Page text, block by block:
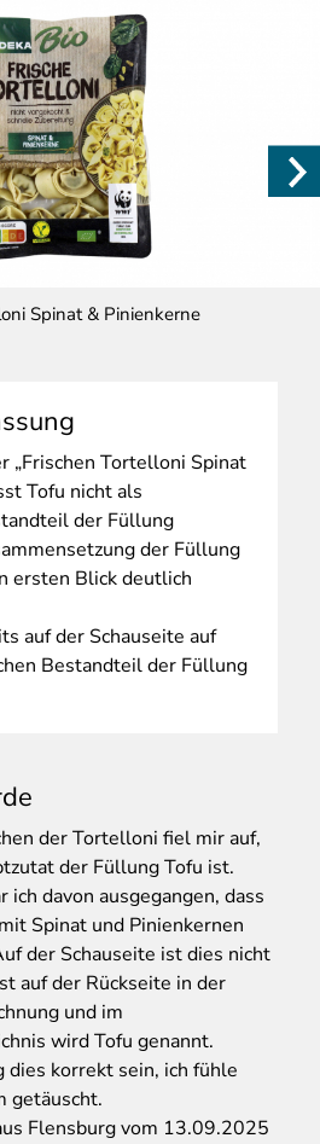
Spinat & Pinienkerne
„Frischen Tortelloni Spinat
Tofu nicht als
der Füllung
der Füllung
ersten Blick deutlich
auf der Schauseite auf
Bestandteil der Füllung
der Tortelloni fiel mir auf,
der Füllung Tofu ist.
ich davon ausgegangen, dass
Spinat und Pinienkernen
der Schauseite ist dies nicht
auf der Rückseite in der
und im
wird Tofu genannt.
dies korrekt sein, ich fühle
getäuscht.
Flensburg vom 13.09.2025